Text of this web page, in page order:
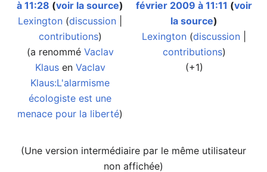
à 11:28 (voir la source)
Lexington (discussion
contributions)
(a renommé Vaclav
Klausen Vaclav
Klaus:L'alarmisme
écologiste est une
menace pour la liberté)
février 2009 à 11:11 (voir
la source)
Lexington (discussion
contributions)
(+1)
(Une version intermédiaire par le même utilisateur
non affichée)